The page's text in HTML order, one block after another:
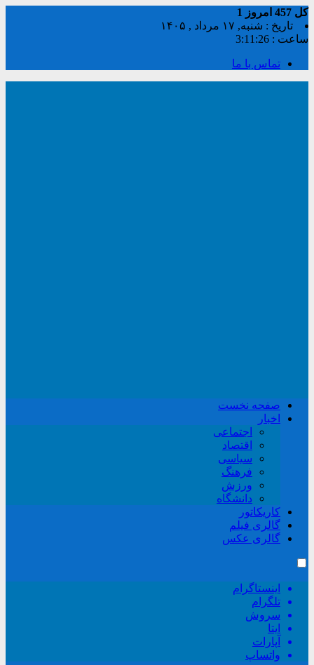
کل امروز
1
تاریخ : شنبه, ۱۷ مرداد , ۱۴۰۵
ساعت : 3:11:26
تماس با ما
صفحه نخست
اخبار
اجتماعی
اقتصاد
سیاسی
فرهنگ
ورزش
دانشگاه
کاریکاتور
گالری فیلم
گالری عکس
اینستاگرام
تلگرام
سروش
ایتا
آپارات
واتساپ